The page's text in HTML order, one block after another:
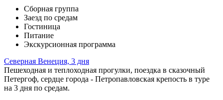
Сборная группа
Заезд по средам
Гостиница
Питание
Экскурсионная программа
Северная Венеция, 3 дня
Пешеходная и теплоходная прогулки, поездка в сказочный
Петергоф, сердце города - Петропавловская крепость в туре
на 3 дня по средам.